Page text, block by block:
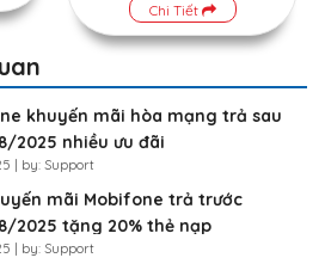
Chi Tiết
khuyến mãi hòa mạng trả sau
2025 nhiều ưu đãi
| by: Support
mãi Mobifone trả trước
2025 tặng 20% thẻ nạp
| by: Support